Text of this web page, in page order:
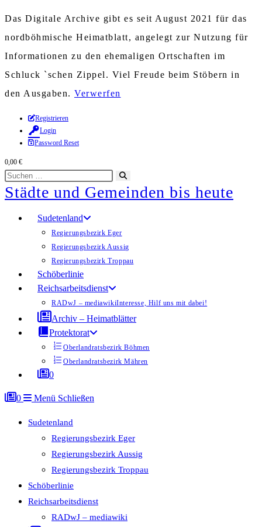
Das Digitale Archive gibt es seit August 2021 für das
nordböhmische Heimatblatt, angelegt zur Nutzung für
Informationen zu den ehemaligen Ortschaften im
Schluck `schen Zippel. Viel Freude beim Stöbern in
den Ausgaben. Verwerfen
Zum
Inhalt
springen
Registrieren
Login
Password Reset
0,00 €
Diese
Website
durchsuchen
starten
Städte und Gemeinden bis heute
Sudetenland
Regierungsbezirk Eger
Regierungsbezirk Aussig
Regierungsbezirk Troppau
Schöberlinie
Reichsarbeitsdienst
RADwJ – mediawikiInteresse, Hilf uns mit dabei!
Archiv – Heimatblätter
Protektorat
Oberlandratsbezirk Böhmen
Oberlandratsbezirk Mähren
0
0 Menü Schließen
Sudetenland
Regierungsbezirk Eger
Regierungsbezirk Aussig
Regierungsbezirk Troppau
Schöberlinie
Reichsarbeitsdienst
RADwJ – mediawiki